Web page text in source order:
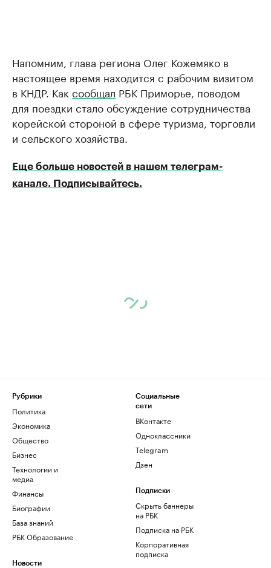
Напомним, глава региона Олег Кожемяко в
настоящее время находится с рабочим визитом
в КНДР. Как сообщал РБК Приморье, поводом
для поездки стало обсуждение сотрудничества
корейской стороной в сфере туризма, торговли
и сельского хозяйства.
Еще больше новостей в нашем телеграм-
канале. Подписывайтесь.
Рубрики
Политика
Экономика
Общество
Бизнес
Технологии и
медиа
Финансы
Биографии
База знаний
РБК Образование
Новости
Социальные
сети
ВКонтакте
Одноклассники
Telegram
Дзен
Подписки
Скрыть баннеры
на РБК
Подписка на РБК
Корпоративная
подписка